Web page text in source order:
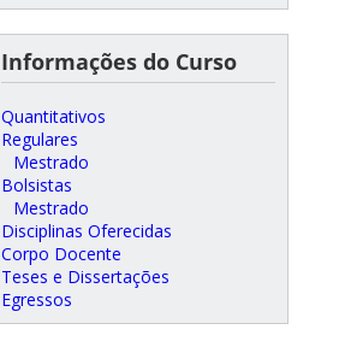
Informações do Curso
Quantitativos
Regulares
Mestrado
Bolsistas
Mestrado
Disciplinas Oferecidas
Corpo Docente
Teses e Dissertações
Egressos